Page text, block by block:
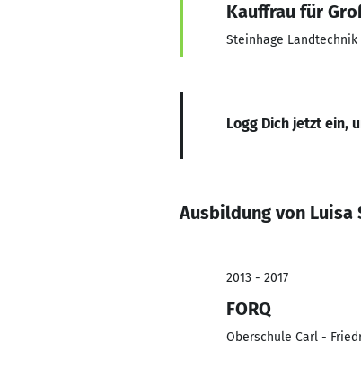
Kauffrau für
Steinhage Landtechnik
Logg Dich jetzt ein,
Ausbildung von Luisa
2013 - 2017
FORQ
Oberschule Carl -